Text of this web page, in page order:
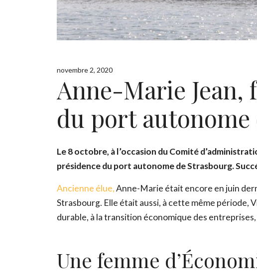
novembre 2, 2020
Anne-Marie Jean,
du port
Le 8 octobre, à l’occasion du Comité
présidence du port autonome de Strasbourg.
Ancienne élue,Anne-Marie était encore en juin
Strasbourg. Elle était aussi, à cette même période,
durable, à la transition économique des
Une femme